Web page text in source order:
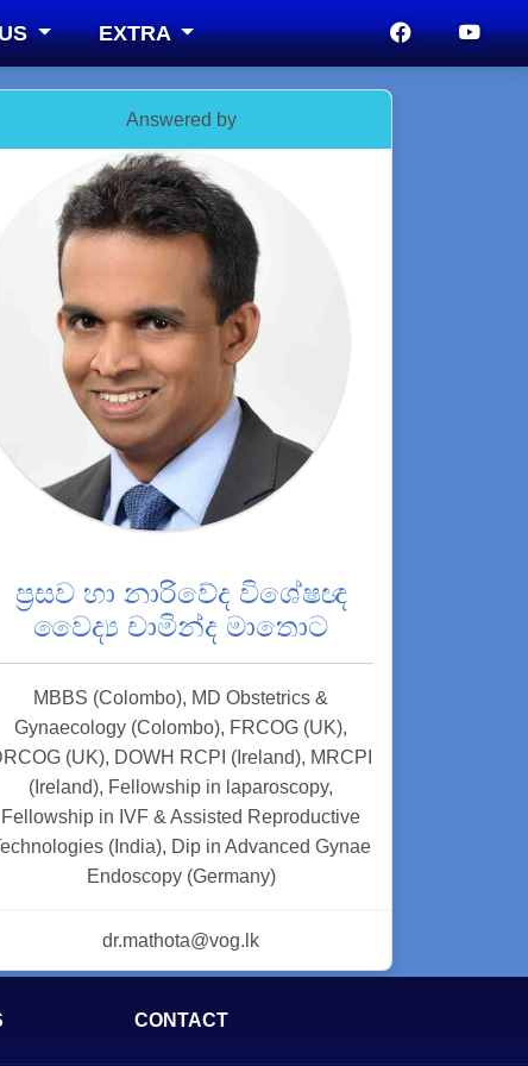
EXTRA
Answered by
ප්‍රසව හා නාරිවේද විශේෂඥ
වෛද්‍ය චාමින්ද මාතොට
MBBS (Colombo), MD Obstetrics &
Gynaecology (Colombo), FRCOG (UK),
(UK), DOWH RCPI (Ireland), MRCPI
(Ireland), Fellowship in laparoscopy,
Fellowship in IVF & Assisted Reproductive
(India), Dip in Advanced Gynae
Endoscopy (Germany)
dr.mathota@vog.lk
CONTACT